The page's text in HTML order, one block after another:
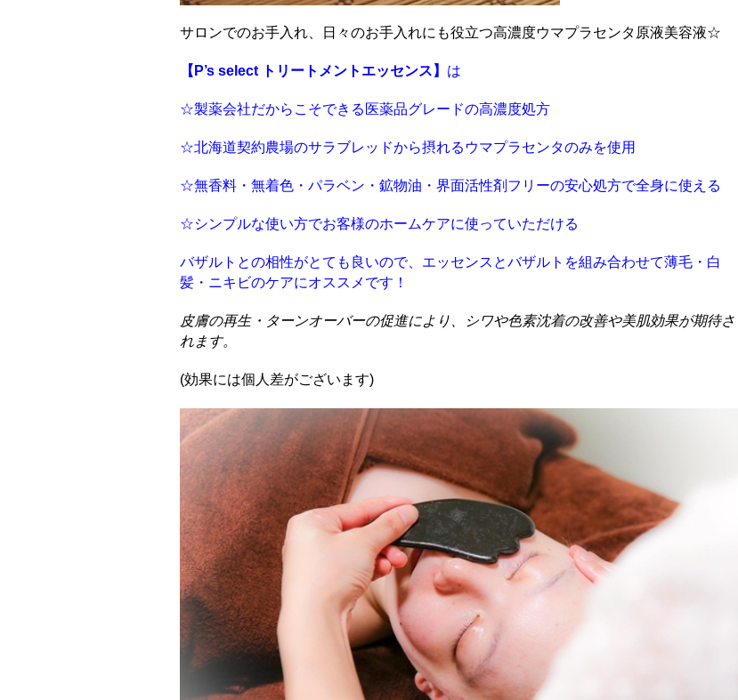
サロンでのお手入れ、日々のお手入れにも役立つ高濃度ウマプラセンタ原液美容液☆
【P’s select トリートメントエッセンス】 は
☆製薬会社だからこそできる医薬品グレードの高濃度処方
☆北海道契約農場のサラブレッドから摂れるウマプラセンタのみを使用
☆無香料・無着色・パラベン・鉱物油・界面活性剤フリーの安心処方で全身に使える
☆シンプルな使い方でお客様のホームケアに使っていただける
バザルトとの相性がとても良いので、エッセンスとバザルトを組み合わせて薄毛・白
髪・ニキビのケアにオススメです！
皮膚の再生・ターンオーバーの促進により、
シワや色素沈着の改善や美肌効果が期待さ
れます。
(効果には個人差がございます)